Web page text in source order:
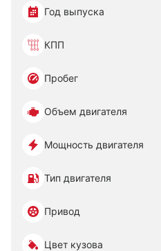
Год выпуска
КПП
Пробег
Объем двигателя
Мощность двигателя
Тип двигателя
Привод
Цвет кузова